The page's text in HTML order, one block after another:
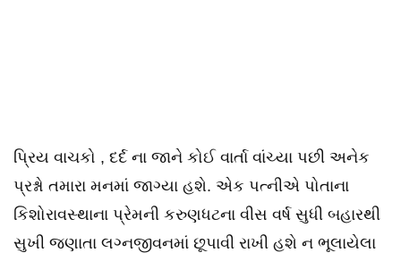
પ્રિય વાચકો , દર્દ ના જાને કોઈ વાર્તા વાંચ્યા પછી અનેક
પ્રશ્નો તમારા મનમાં જાગ્યા હશે. એક પત્નીએ પોતાના
કિશોરાવસ્થાના પ્રેમની કરુણધટના વીસ વર્ષ સુધી બહારથી
સુખી જણાતા લગ્નજીવનમાં છૂપાવી રાખી હશે ન ભૂલાયેલા